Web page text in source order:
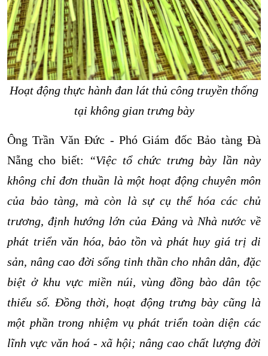
Hoạt động thực hành đan lát thủ công truyền thống
tại không gian trưng bày
Ông Trần Văn Đức - Phó Giám đốc Bảo tàng Đà
Nẵng cho biết:
“Việc tổ chức trưng bày lần này
không chỉ đơn thuần là một hoạt động chuyên môn
của bảo tàng, mà còn là sự cụ thể hóa các chủ
trương, định hướng lớn của Đảng và Nhà nước về
phát triển văn hóa, bảo tồn và phát huy giá trị di
sản, nâng cao đời sống tinh thần cho nhân dân, đặc
biệt ở khu vực miền núi, vùng đồng bào dân tộc
thiểu số. Đồng thời, hoạt động trưng bày cũng là
một phần trong nhiệm vụphát triển toàn diện các
lĩnh vực văn hoá - xã hội; nâng cao chất lượng đời